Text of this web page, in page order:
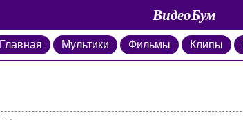
ВидеоБум
Главная Мультики Фильмы Клипы